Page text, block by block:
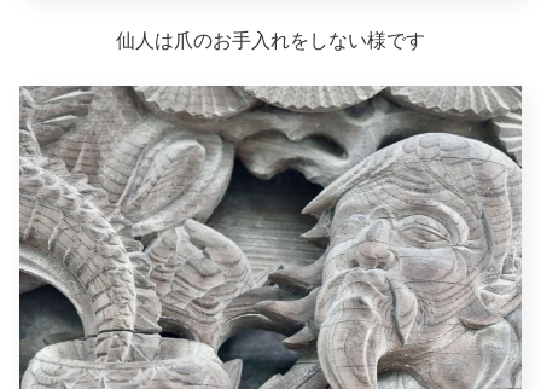
仙人は爪のお手入れをしない様です